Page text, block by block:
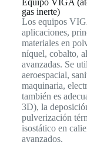
Equipo VIGA
gas inerte)
Los equipos
aplicaciones,
materiales en
níquel, cobalto,
avanzadas. Se
aeroespacial,
maquinaria,
también es
3D), la
pulverización
isostático en
avanzados.